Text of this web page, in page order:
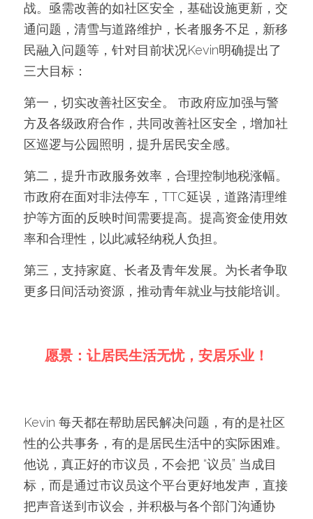
战。亟需改善的如社区安全，基础设施更新，交
通问题，清雪与道路维护，长者服务不足，新移
民融入问题等，针对目前状况Kevin明确提出了
三大目标：
第一，切实改善社区安全。 市政府应加强与警
方及各级政府合作，共同改善社区安全，增加社
区巡逻与公园照明，提升居民安全感。
第二，提升市政服务效率，合理控制地税涨幅。
市政府在面对非法停车，TTC延误，道路清理维
护等方面的反映时间需要提高。提高资金使用效
率和合理性，以此减轻纳税人负担。
第三，支持家庭、长者及青年发展。为长者争取
更多日间活动资源，推动青年就业与技能培训。
愿景：让居民生活无忧，安居乐业！
Kevin 每天都在帮助居民解决问题，有的是社区
性的公共事务，有的是居民生活中的实际困难。
他说，真正好的市议员，不会把 “议员” 当成目
标，而是通过市议员这个平台更好地发声，直接
把声音送到市议会，并积极与各个部门沟通协